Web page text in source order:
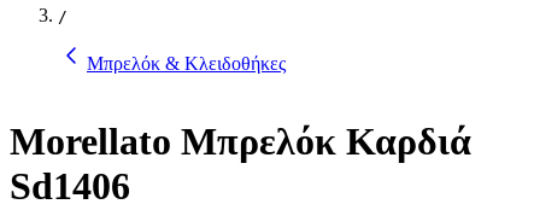
/
Μπρελόκ & Κλειδοθήκες
Morellato Μπρελόκ Καρδιά
Sd1406